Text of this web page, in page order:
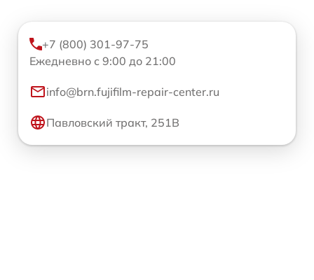
+7 (800) 301-97-75
Ежедневно с 9:00 до 21:00
info@brn.fujifilm-repair-center.ru
Павловский тракт, 251В